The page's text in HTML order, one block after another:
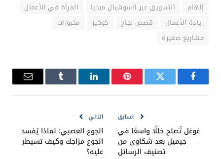
إلهام التسويق عبر السوشيال ميديا
المرأة في الأعمال
ريادة الأعمال
قصص نجاح كوكيز
مخبوزات
مشاريع صغيرة
فيسبوك تويتر بينتيريستلينكدإن Tumblr
البريد
السابق
غوغل تُصلح خللًا واسعًا في
جيميل بعد شكاوى من
تصنيف الرسائل
التالي
الجوع العصبي: لماذا يُفسد
الجوع مزاجك وكيف تسيطر
عليه؟